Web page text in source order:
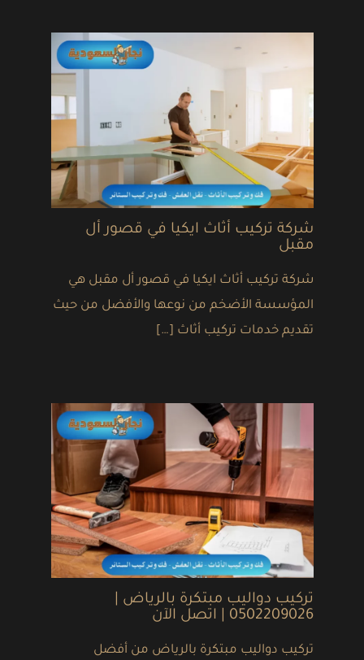
شركة تركيب أثاث ايكيا في قصور أل
مقبل
شركة تركيب أثاث ايكيا في قصور أل مقبل هي
المؤسسة الأضخم من نوعها والأفضل من حيث
تقديم خدمات تركيب أثاث […]
تركيب دواليب مبتكرة بالرياض |
0502209026 | اتصل الآن
تركيب دواليب مبتكرة بالرياض من أفضل